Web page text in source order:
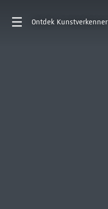
Ontdek Kunstverkenner